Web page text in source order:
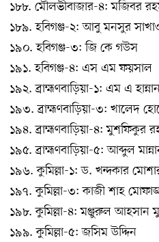
১৮৮. মৌলভীবাজার-৪: মজিবর
১৮৯. হবিগঞ্জ-২: আবু মনসুর
১৯০. হবিগঞ্জ-৩: জি কে গউস
১৯১. হবিগঞ্জ-৪: এস এম ফয়সাল
১৯২. ব্রাহ্মণবাড়িয়া-১: এম এ
১৯৩. ব্রাহ্মণবাড়িয়া-৩: খালেদ
১৯৪. ব্রাহ্মণবাড়িয়া-৪: মুশফিকুর
১৯৫. ব্রাহ্মণবাড়িয়া-৫: আব্দুল
১৯৬. কুমিল্লা-১: ড. খন্দকার
১৯৭. কুমিল্লা-৩: কাজী শাহ
১৯৮. কুমিল্লা-৪: মঞ্জুরুল আহসান
১৯৯. কুমিল্লা-৫: জসিম উদ্দিন